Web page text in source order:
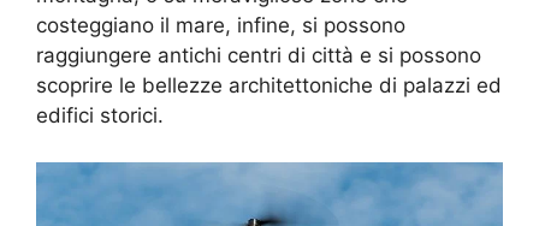
costeggiano il mare, infine, si possono
raggiungere antichi centri di città e si possono
scoprire le bellezze architettoniche di palazzi ed
edifici storici.